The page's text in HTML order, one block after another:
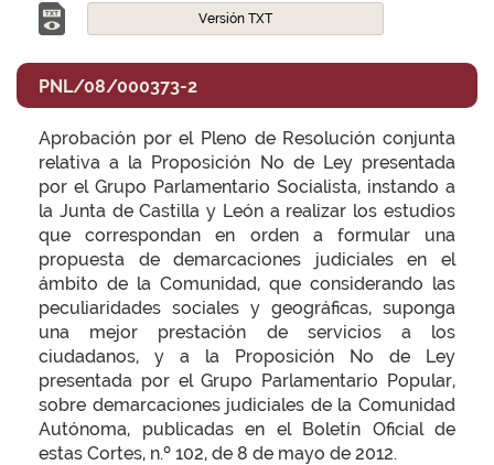
Versión TXT
PNL/08/000373-2
Aprobación por el Pleno de Resolución conjunta
relativa a la Proposición No de Ley presentada
por el Grupo Parlamentario Socialista, instando a
la Junta de Castilla y León a realizar los estudios
que correspondan en orden a formular una
propuesta de demarcaciones judiciales en el
ámbito de la Comunidad, que considerando las
peculiaridades sociales y geográficas, suponga
una mejor prestación de servicios a los
ciudadanos, y a la Proposición No de Ley
presentada por el Grupo Parlamentario Popular,
sobre demarcaciones judiciales de la Comunidad
Autónoma, publicadas en el Boletín Oficial de
estas Cortes, n.º 102, de 8 de mayo de 2012.